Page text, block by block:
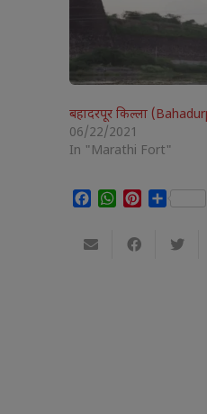
बहादरपूर किल्ला
06/22/2021
In "Marathi Fort"
Facebook
WhatsApp
Pinterest
Share